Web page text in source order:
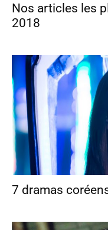
Nos articles les
2018
7 dramas